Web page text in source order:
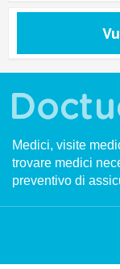
Medici, visite
trovare medici
preventivo di